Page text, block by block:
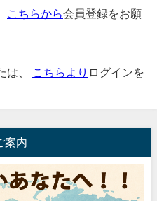
こちらから会員登録をお願
は、 こちらより ログインを
案内